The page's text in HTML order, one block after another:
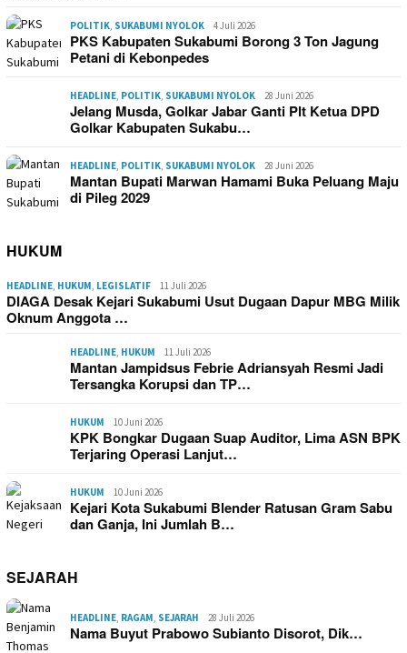
POLITIK, SUKABUMI NYOLOK 4 Juli 2026
PKS Kabupaten Sukabumi Borong 3 Ton Jagung
Petani di Kebonpedes
HEADLINE, POLITIK, SUKABUMI NYOLOK 28 Juni 2026
Jelang Musda, Golkar Jabar Ganti Plt Ketua DPD
Golkar Kabupaten Sukabu…
HEADLINE, POLITIK, SUKABUMI NYOLOK 28 Juni 2026
Mantan Bupati Marwan Hamami Buka Peluang Maju
di Pileg 2029
HUKUM
HEADLINE, HUKUM, LEGISLATIF 11 Juli 2026
DIAGA Desak Kejari Sukabumi Usut Dugaan Dapur MBG Milik
Oknum Anggota …
HEADLINE, HUKUM 11 Juli 2026
Mantan Jampidsus Febrie Adriansyah Resmi Jadi
Tersangka Korupsi dan TP…
HUKUM 10 Juni 2026
KPK Bongkar Dugaan Suap Auditor, Lima ASN BPK
Terjaring Operasi Lanjut…
HUKUM 10 Juni 2026
Kejari Kota Sukabumi Blender Ratusan Gram Sabu
dan Ganja, Ini Jumlah B…
SEJARAH
HEADLINE, RAGAM, SEJARAH 28 Juli 2026
Nama Buyut Prabowo Subianto Disorot, Dik…